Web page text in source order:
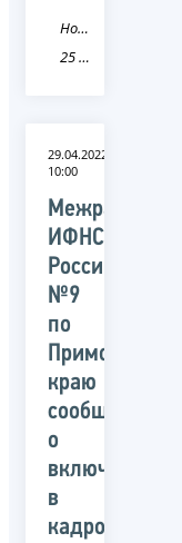
Новость
25 Приморский край
29.04.2022
10:00
Межрайонная
ИФНС
России
№9
по
Приморскому
краю
сообщает
о
включении
в
кадровый